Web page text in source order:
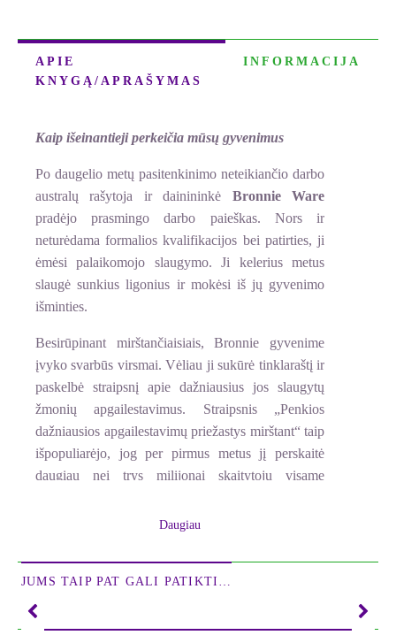
APIE
KNYGĄ/APRAŠYMAS
INFORMACIJA
Kaip išeinantieji perkeičia mūsų gyvenimus
Po daugelio metų pasitenkinimo neteikiančio darbo
australų rašytoja ir dainininkė Bronnie Ware
pradėjo prasmingo darbo paieškas. Nors ir
neturėdama formalios kvalifikacijos bei patirties, ji
ėmėsi palaikomojo slaugymo. Ji kelerius metus
slaugė sunkius ligonius ir mokėsi iš jų gyvenimo
išminties.
Besirūpinant mirštančiaisiais, Bronnie gyvenime
įvyko svarbūs virsmai. Vėliau ji sukūrė tinklaraštį ir
paskelbė straipsnį apie dažniausius jos slaugytų
žmonių apgailestavimus. Straipsnis „Penkios
dažniausios apgailestavimų priežastys mirštant“ taip
išpopuliarėjo, jog per pirmus metus jį perskaitė
daugiau nei trys milijonai skaitytojų visame
dalijasi savo asmenine istorija. Bronnie gyvenimas
pagal mirštančiųjų suvoktas pamokas, ji suprato,
jog kiekvienam, jei tik jis sąmoningai stengsis,
įmanoma mirti visiškai ramiu protu.
Daugiau
JUMS TAIP PAT GALI PATIKTI…